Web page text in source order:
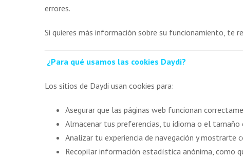
errores.
Si quieres más información sobre su funcionamiento, te
¿Para qué usamos las cookies Daydi?
Los sitios de Daydi usan cookies para:
Asegurar que las páginas web funcionan
Almacenar tus preferencias, tu idioma o el tamaño
Analizar tu experiencia de navegación y mostrarte
Recopilar información estadística anónima, como